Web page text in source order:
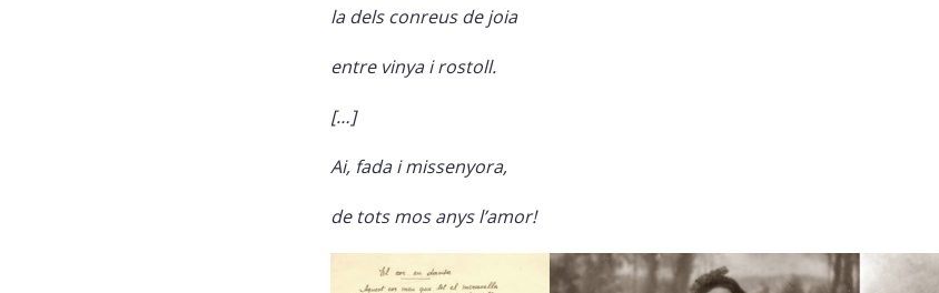
la dels conreus de joia
entre vinya i rostoll.
[…]
Ai, fada i missenyora,
de tots mos anys l’amor!